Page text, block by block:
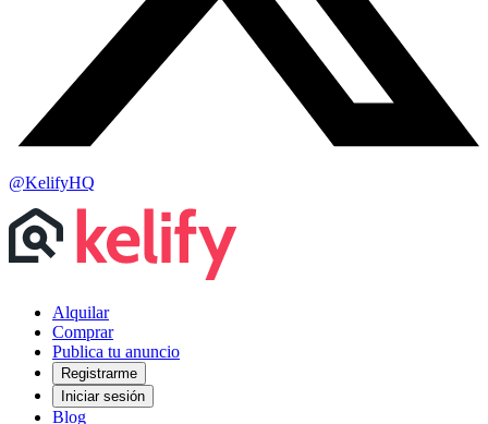
@KelifyHQ
Alquilar
Comprar
Publica tu anuncio
Registrarme
Iniciar sesión
Blog